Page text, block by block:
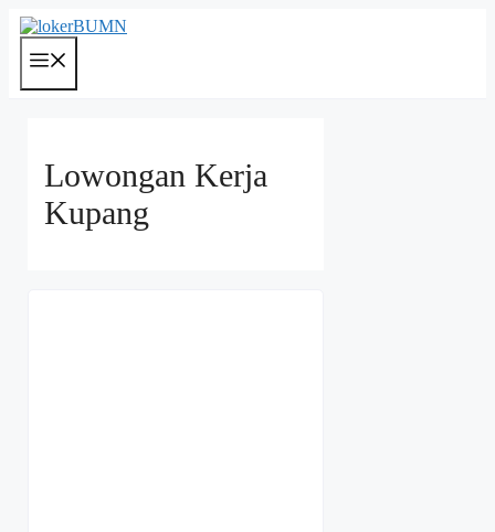
Langsung
ke
Lowongan Kerja
Kupang